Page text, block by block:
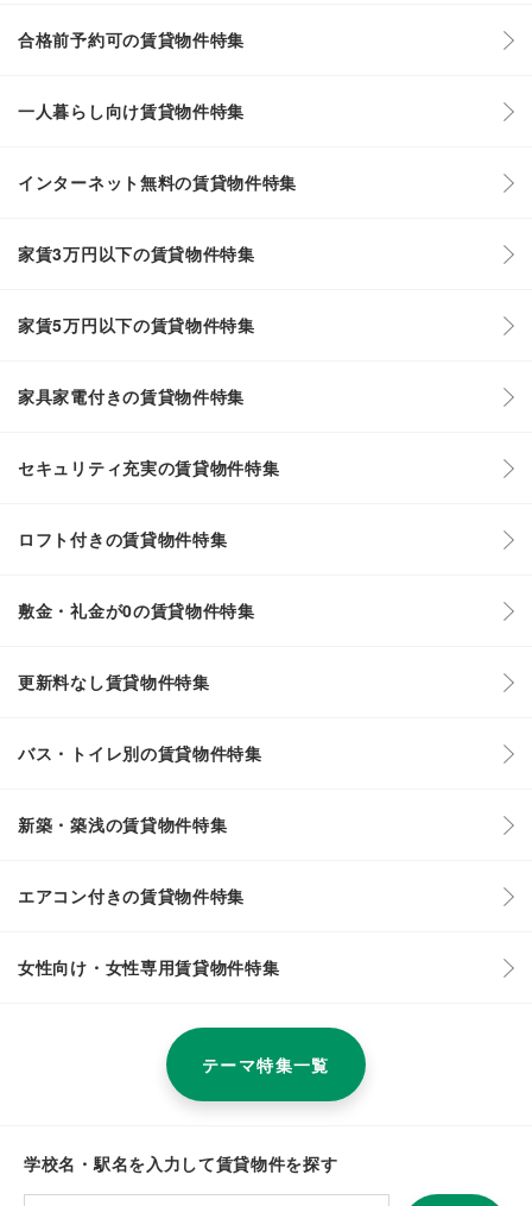
合格前予約可の賃貸物件特集
一人暮らし向け賃貸物件特集
インターネット無料の賃貸物件特集
家賃3万円以下の賃貸物件特集
家賃5万円以下の賃貸物件特集
家具家電付きの賃貸物件特集
セキュリティ充実の賃貸物件特集
ロフト付きの賃貸物件特集
敷金・礼金が0の賃貸物件特集
更新料なし賃貸物件特集
バス・トイレ別の賃貸物件特集
新築・築浅の賃貸物件特集
エアコン付きの賃貸物件特集
女性向け・女性専用賃貸物件特集
テーマ特集一覧
学校名・駅名を入力して賃貸物件を探す